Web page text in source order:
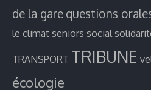
de la gare questions
le climat seniors social
TRANSPORT TRIBUNE
écologie